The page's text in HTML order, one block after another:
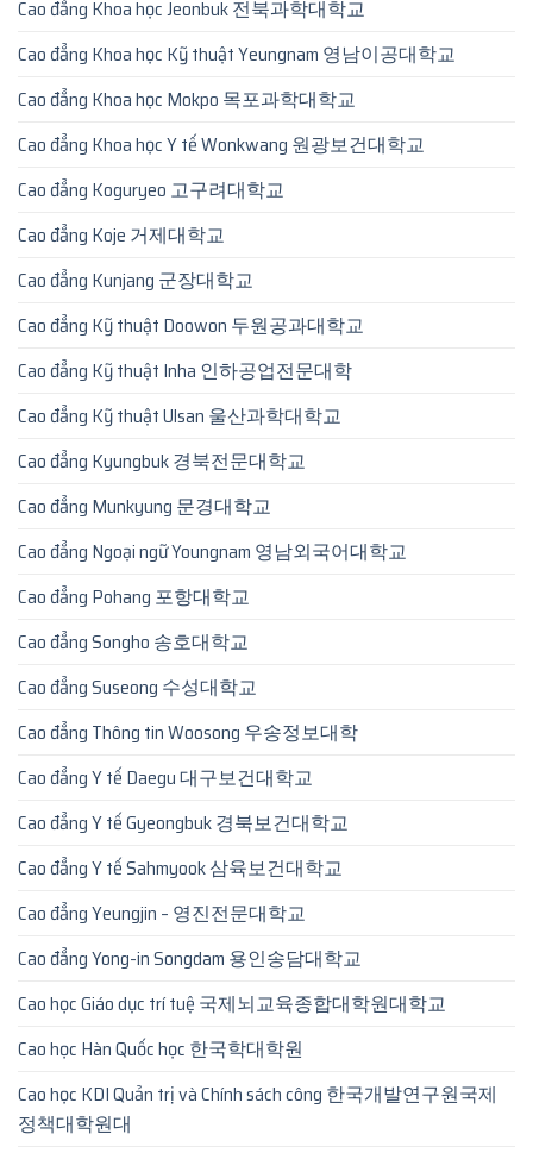
Cao đẳng Khoa học Jeonbuk 전북과학대학교
Cao đẳng Khoa học Kỹ thuật Yeungnam 영남이공대학교
Cao đẳng Khoa học Mokpo 목포과학대학교
Cao đẳng Khoa học Y tế Wonkwang 원광보건대학교
Cao đẳng Koguryeo 고구려대학교
Cao đẳng Koje 거제대학교
Cao đẳng Kunjang 군장대학교
Cao đẳng Kỹ thuật Doowon 두원공과대학교
Cao đẳng Kỹ thuật Inha 인하공업전문대학
Cao đẳng Kỹ thuật Ulsan 울산과학대학교
Cao đẳng Kyungbuk 경북전문대학교
Cao đẳng Munkyung 문경대학교
Cao đẳng Ngoại ngữ Youngnam 영남외국어대학교
Cao đẳng Pohang 포항대학교
Cao đẳng Songho 송호대학교
Cao đẳng Suseong 수성대학교
Cao đẳng Thông tin Woosong 우송정보대학
Cao đẳng Y tế Daegu 대구보건대학교
Cao đẳng Y tế Gyeongbuk 경북보건대학교
Cao đẳng Y tế Sahmyook 삼육보건대학교
Cao đẳng Yeungjin – 영진전문대학교
Cao đẳng Yong-in Songdam 용인송담대학교
Cao học Giáo dục trí tuệ 국제뇌교육종합대학원대학교
Cao học Hàn Quốc học 한국학대학원
Cao học KDI Quản trị và Chính sách công 한국개발연구원국제
정책대학원대